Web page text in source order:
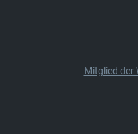
Mitglied der